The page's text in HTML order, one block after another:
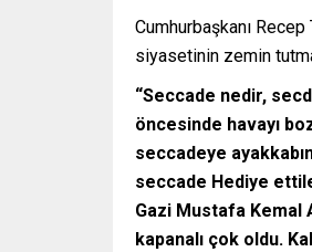
Cumhurbaşkanı
siyasetinin zemin
“Seccade nedir,
öncesinde havayı
seccadeye
seccade Hediye
Gazi Mustafa Kemal
kapanalı çok oldu.